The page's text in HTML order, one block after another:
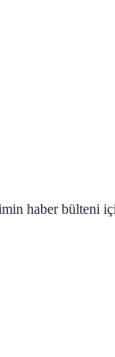
haber bülteni